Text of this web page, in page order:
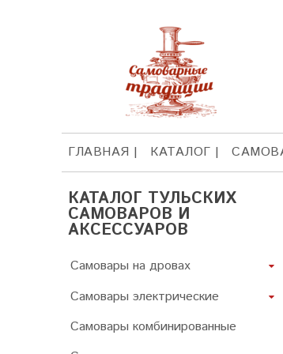
ГЛАВНАЯ КАТАЛОГ
КАТАЛОГ ТУЛЬСКИХ
САМОВАРОВ И
АКСЕССУАРОВ
Самовары на дровах
Самовары электрические
Самовары комбинированные